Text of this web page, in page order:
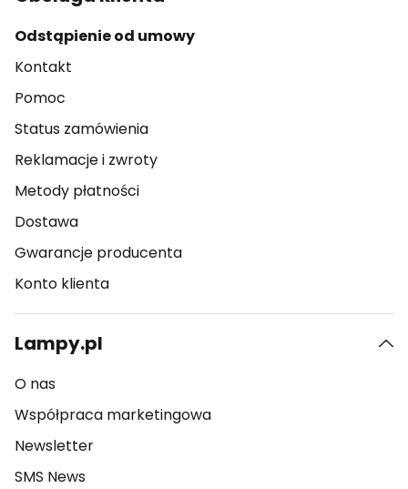
Odstąpienie od umowy
Kontakt
Pomoc
Status zamówienia
Reklamacje i zwroty
Metody płatności
Dostawa
Gwarancje producenta
Konto klienta
Lampy.pl
O nas
Współpraca marketingowa
Newsletter
SMS News